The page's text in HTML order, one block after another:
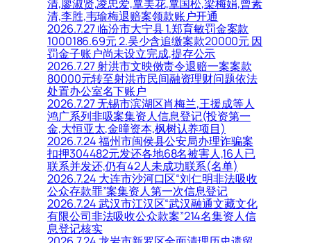
清,廖淑贤,凌忠爱,覃美花,覃国松,梁梅娟,曾素
清,李胜,韦瑜梅退赔案领款账户开通
2026.7.27 临汾市大宁县 1.郑育敏罚金案款
1000186.69元 2.吴少含追缴案款20000元 因
罚金子账户尚未设立完成,提存公示
2026.7.27 射洪市文映傚责令退赔一案案款
80000元转至射洪市民间融资理财问题依法
处置办公室名下账户
2026.7.27 无锡市滨湖区肖梅兰,王援成等人
鸿广系列非吸案集资人信息登记(投资第一
金,大恒亚太,金曈资本,枫树认养项目)
2026.7.24 福州市闽侯县公安局办理诈骗案
扣押304482元发还各地68名被害人,16人已
联系并发还,仍有42人未成功联系(名单)
2026.7.24 大连市沙河口区“刘仁明非法吸收
公众存款罪”案集资人第一次信息登记
2026.7.24 武汉市江汉区“武汉融通文藏文化
有限公司非法吸收公众款案”214名集资人信
息登记核实